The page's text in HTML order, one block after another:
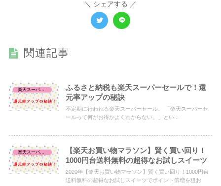
シェアする
関連記事
ふるさと納税も楽天スーパーセールで！還
元率アップの秘訣
不定期に行われる楽天スーパーセール。 「楽天スーパーセ
ールって何がお得かよくわからない。」とい...
楽天スーパーセール/お買い物マラソン/お買得品
【楽天お買い物マラソン】賢く買い回り！
1000円台送料無料の超得なお試しスイーツ
2020年【楽天お買い物マラソン】賢く買い回り！1000円台
送料無料の超得なお試しスイーツでポイント倍増を狙お